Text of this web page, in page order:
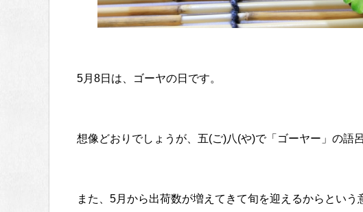
5月8日は、ゴーヤの日です。
想像どおりでしょうが、五(ご)八(や)で「ゴーヤー」の語
また、5月から出荷数が増えてきて旬を迎えるからという